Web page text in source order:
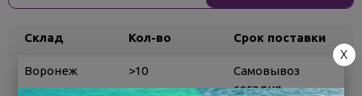
Склад Кол-во Срок поставки
Воронеж >10
Самовывоз
сегодня
X